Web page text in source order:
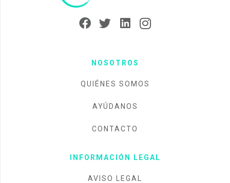
NOSOTROS
QUIÉNES SOMOS
AYÚDANOS
CONTACTO
INFORMACIÓN LEGAL
AVISO LEGAL